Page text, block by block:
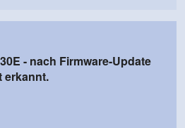
- nach Firmware-Update
erkannt.